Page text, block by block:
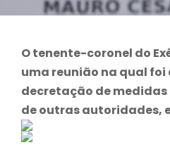
O tenente-coronel do
uma reunião na qual
decretação de medidas
de outras autoridades,